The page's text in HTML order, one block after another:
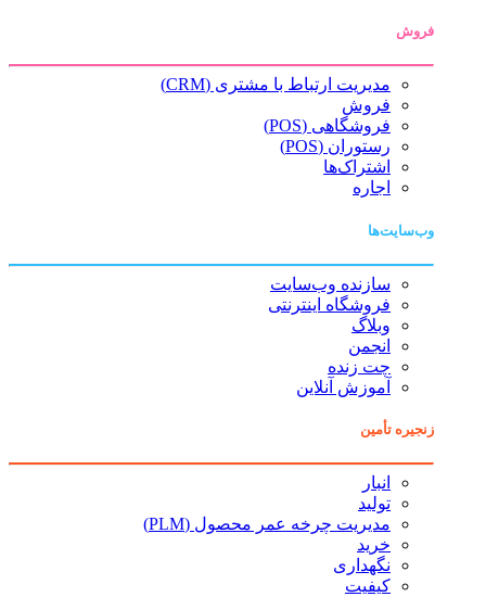
فروش
مدیریت ارتباط با مشتری (CRM)
فروش
فروشگاهی (POS)
رستوران (POS)
اشتراک‌ها
اجاره
وب‌سایت‌ها
سازنده وب‌سایت
فروشگاه اینترنتی
وبلاگ
انجمن
چت زنده
آموزش آنلاین
زنجیره تأمین
انبار
تولید
مدیریت چرخه عمر محصول (PLM)
خرید
نگهداری
کیفیت